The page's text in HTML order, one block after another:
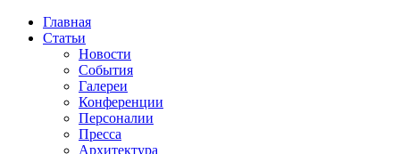
Главная
Статьи
Новости
События
Галереи
Конференции
Персоналии
Пресса
Архитектура